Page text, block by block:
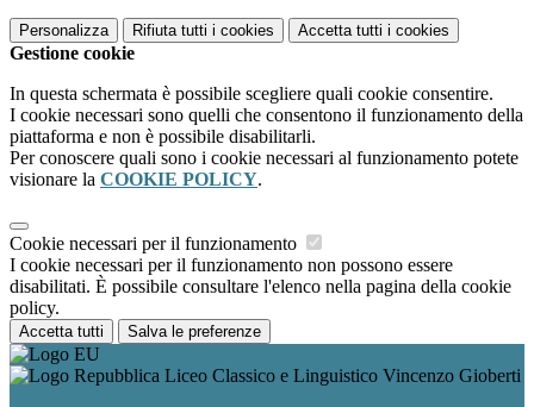
Personalizza Rifiuta tutti i cookies Accetta tutti i cookies
Gestione cookie
In questa schermata è possibile scegliere quali cookie consentire.
I cookie necessari sono quelli che consentono il funzionamento della
piattaforma e non è possibile disabilitarli.
Per conoscere quali sono i cookie necessari al funzionamento potete
visionare la COOKIE POLICY.
Cookie necessari per il funzionamento
I cookie necessari per il funzionamento non possono essere
disabilitati. È possibile consultare l'elenco nella pagina della cookie
policy.
Accetta tutti Salva le preferenze
Liceo Classico e Linguistico Vincenzo Gioberti